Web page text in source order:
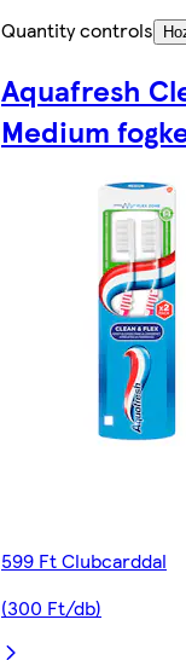
Quantity controls
Aquafresh
Medium
599 Ft Clubcarddal
(300 Ft/db)